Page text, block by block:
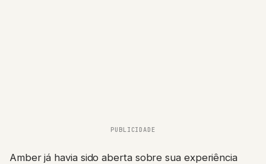
PUBLICIDADE
Amber já havia sido aberta sobre sua experiência